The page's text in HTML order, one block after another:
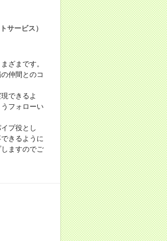
サービス）
ざまです。
仲間とのコ
できるよ
フォローい
プ役とし
きるように
ますのでご